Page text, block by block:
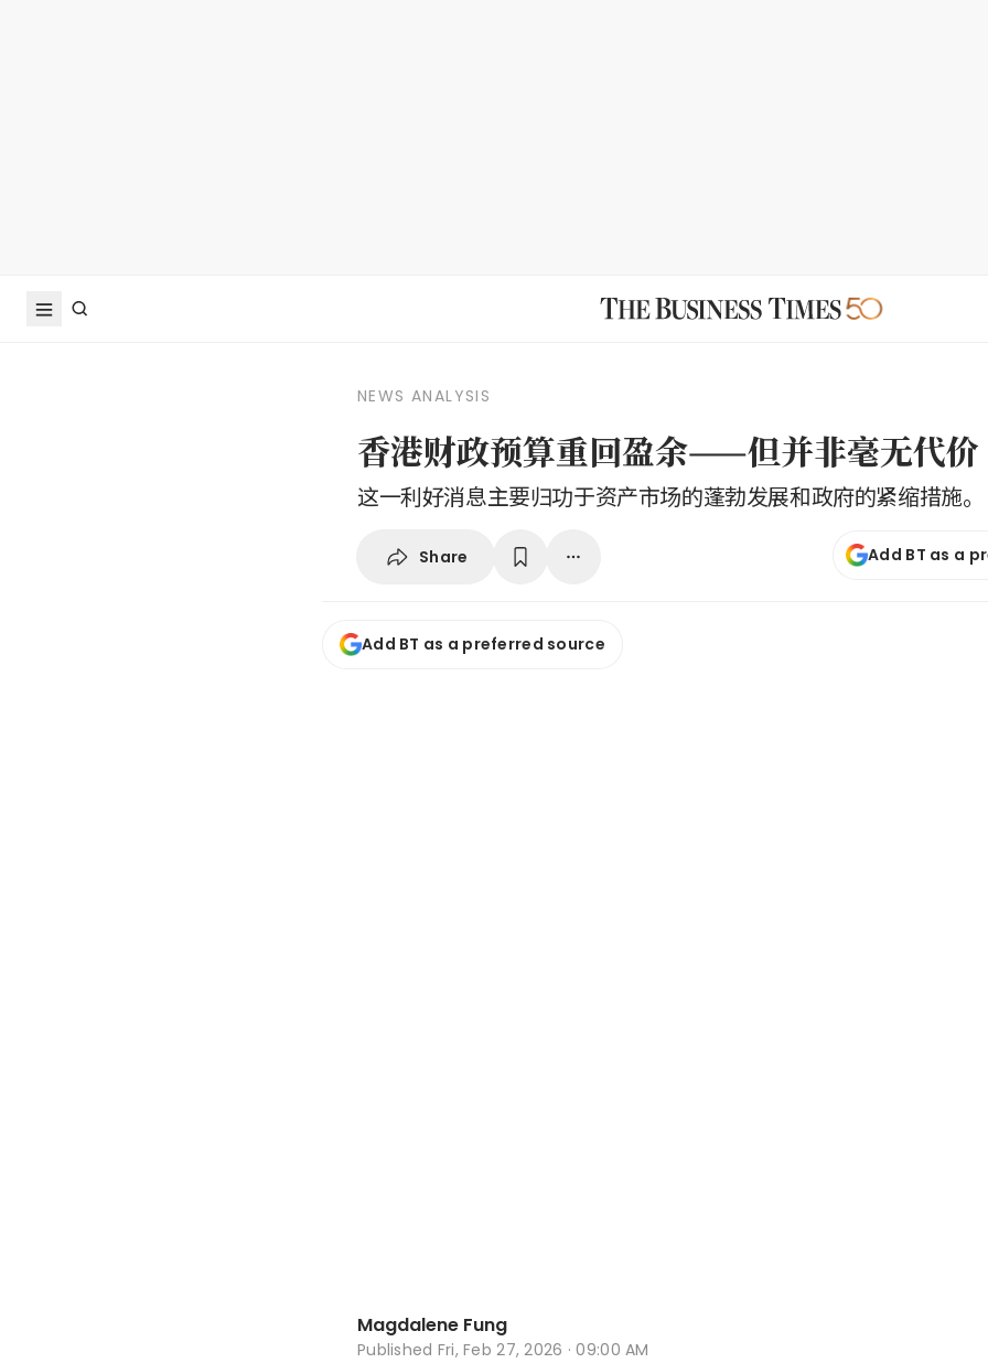
NEWS ANALYSIS
香港财政预算重回盈余——但并非毫无代价
这一利好消息主要归功于资产市场的蓬勃发展和政府的紧缩措施。
Share Add BT as a
Add BT as a preferred source
Magdalene Fung
Published Fri, Feb 27, 2026 · 09:00 AM